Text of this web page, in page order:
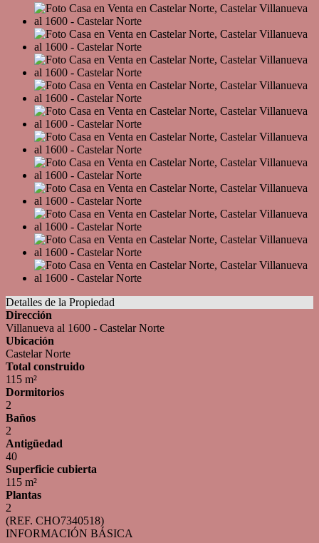
Detalles de la Propiedad
Dirección
Villanueva al 1600 - Castelar Norte
Ubicación
Castelar Norte
Total construido
115 m²
Dormitorios
2
Baños
2
Antigüedad
40
Superficie cubierta
115 m²
Plantas
2
(REF. CHO7340518)
INFORMACIÓN BÁSICA